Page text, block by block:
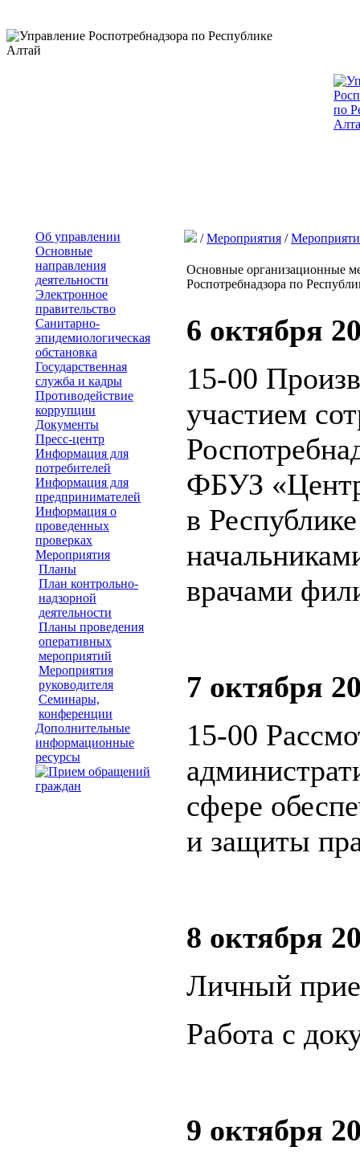
Об управлении
Основные
направления
деятельности
Электронное
правительство
Санитарно-
эпидемиологическая
обстановка
Государственная
служба и кадры
Противодействие
коррупции
Документы
Пресс-центр
Информация для
потребителей
Информация для
предпринимателей
Информация о
проведенных
проверках
Мероприятия
Планы
План контрольно-
надзорной
деятельности
Планы проведения
оперативных
мероприятий
Мероприятия
руководителя
Семинары,
конференции
Дополнительные
информационные
ресурсы
/Мероприятия /
Основные организационные
Роспотребнадзора по
6 октября
15-00
участием
ФБУЗ
в
врачами
7 октября
15-00
сфере
и защиты
8 октября
Личный
Работа с
9 октября